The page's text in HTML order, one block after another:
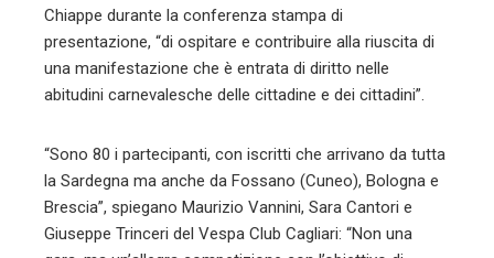
Chiappe durante la conferenza stampa di
presentazione, “di ospitare e contribuire alla riuscita di
una manifestazione che è entrata di diritto nelle
abitudini carnevalesche delle cittadine e dei cittadini”.
“Sono 80 i partecipanti, con iscritti che arrivano da tutta
la Sardegna ma anche da Fossano (Cuneo), Bologna e
Brescia”, spiegano Maurizio Vannini, Sara Cantori e
Giuseppe Trinceri del Vespa Club Cagliari: “Non una